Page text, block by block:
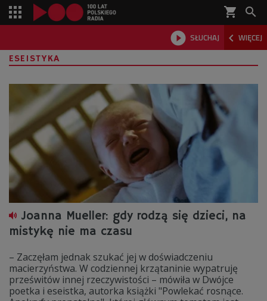
shopping_cart 
 SŁUCHAJ  WIĘCEJ

ESEISTYKA
Joanna Mueller: gdy rodzą się dzieci, na
mistykę nie ma czasu
– Zaczęłam jednak szukać jej w doświadczeniu
macierzyństwa. W codziennej krzątaninie wypatruję
prześwitów innej rzeczywistości – mówiła w Dwójce
poetka i eseistka, autorka książki "Powlekać rosnące.